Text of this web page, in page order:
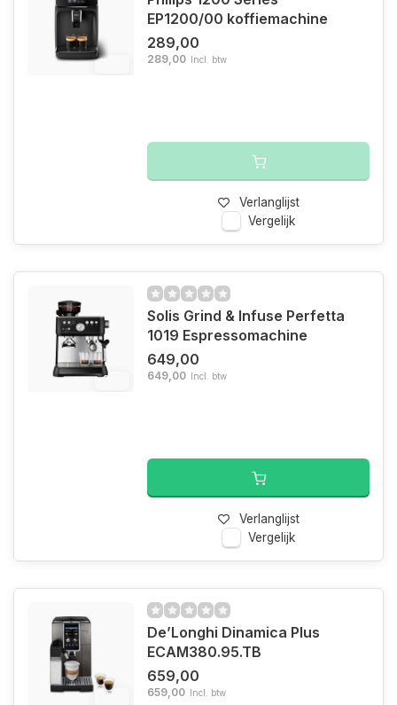
EP1200/00 koffiemachine
289,00
289,00 Incl. btw
Verlanglijst
Vergelijk
6%
Solis Grind & Infuse Perfetta
1019 Espressomachine
649,00
649,00 Incl. btw
Verlanglijst
Vergelijk
6%
De’Longhi Dinamica Plus
ECAM380.95.TB
659,00
659,00 Incl. btw